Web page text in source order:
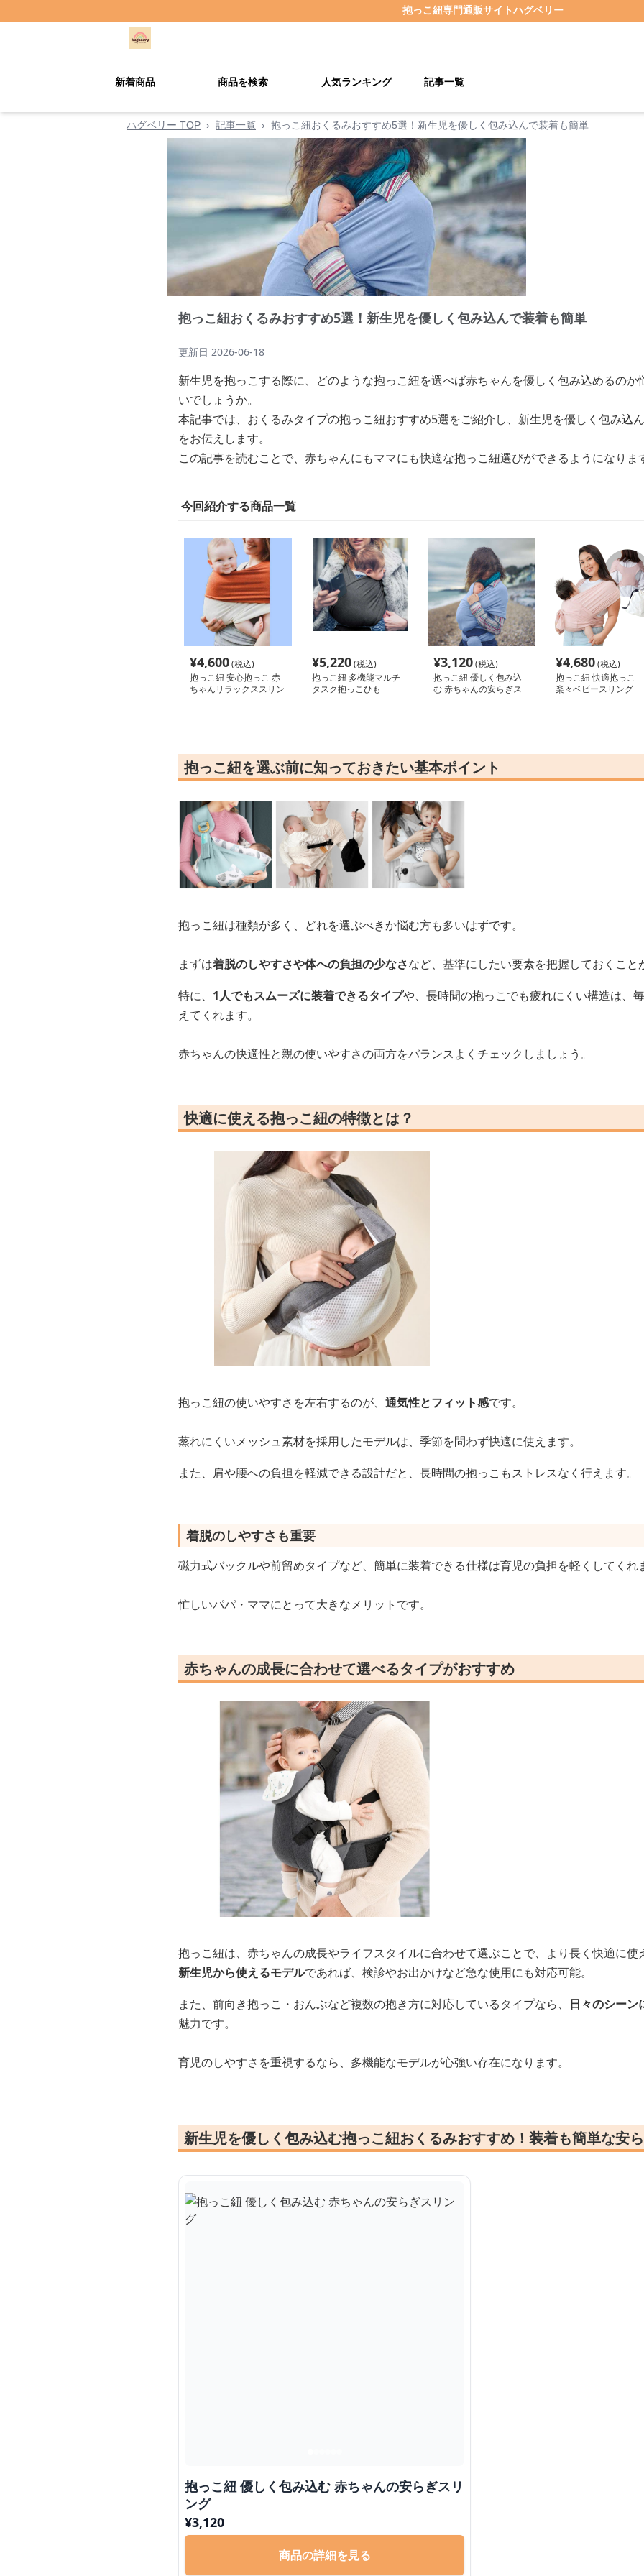
抱っこ紐専門通販サイトハグベリー
新着商品 商品を検索 人気ランキング 記事一覧
ハグベリー TOP › 記事一覧 › 抱っこ紐おくるみおすすめ5選！新生児を優しく包み込んで装着も簡単
抱っこ紐おくるみおすすめ5選！新生児を優しく包み込んで装着も簡単
更新日 2026-06-18
新生児を抱っこする際に、どのような抱っこ紐を選べば赤ちゃんを優しく包み込めるの
いでしょうか。
本記事では、おくるみタイプの抱っこ紐おすすめ5選をご紹介し、新生児を優しく包み込
をお伝えします。
この記事を読むことで、赤ちゃんにもママにも快適な抱っこ紐選びができるようになりま
今回紹介する商品一覧
¥4,600(税込)
抱っこ紐 安心抱っこ 赤
ちゃんリラックススリン
¥5,220(税込)
抱っこ紐 多機能マルチ
タスク抱っこひも
¥3,120(税込)
抱っこ紐 優しく包み込
む 赤ちゃんの安らぎス
¥4,680(税込)
抱っこ紐 快適抱っこ
楽々ベビースリング
抱っこ紐を選ぶ前に知っておきたい基本ポイント
抱っこ紐は種類が多く、どれを選ぶべきか悩む方も多いはずです。
まずは着脱のしやすさや体への負担の少なさなど、基準にしたい要素を把握しておくこと
特に、 1人でもスムーズに装着できるタイプや、長時間の抱っこでも疲れにくい構造は、
えてくれます。
赤ちゃんの快適性と親の使いやすさの両方をバランスよくチェックしましょう。
快適に使える抱っこ紐の特徴とは？
抱っこ紐の使いやすさを左右するのが、 通気性とフィット感です。
蒸れにくいメッシュ素材を採用したモデルは、季節を問わず快適に使えます。
また、肩や腰への負担を軽減できる設計だと、長時間の抱っこもストレスなく行えます。
着脱のしやすさも重要
磁力式バックルや前留めタイプなど、簡単に装着できる仕様は育児の負担を軽くしてくれ
忙しいパパ・ママにとって大きなメリットです。
赤ちゃんの成長に合わせて選べるタイプがおすすめ
抱っこ紐は、赤ちゃんの成長やライフスタイルに合わせて選ぶことで、より長く快適に使
新生児から使えるモデルであれば、検診やお出かけなど急な使用にも対応可能。
また、前向き抱っこ・おんぶなど複数の抱き方に対応しているタイプなら、 日々のシーン
魅力です。
育児のしやすさを重視するなら、多機能なモデルが心強い存在になります。
新生児を優しく包み込む抱っこ紐おくるみおすすめ！装着も簡単な安
抱っこ紐 優しく包み込む 赤ちゃんの安らぎスリ
ング
¥3,120
商品の詳細を見る